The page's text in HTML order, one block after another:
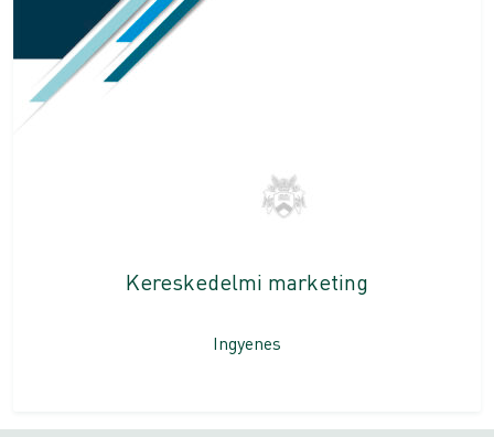
Kereskedelmi marketing
Ingyenes